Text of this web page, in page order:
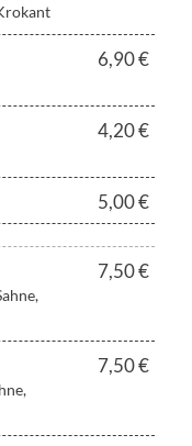
6,90 €
4,20 €
5,00 €
7,50 €
7,50 €